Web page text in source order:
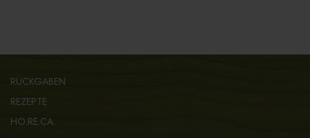
RÜCKGABEN
REZEPTE
HO.RE.CA.